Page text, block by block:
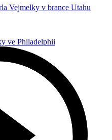
Vejmelky v brance Utahu